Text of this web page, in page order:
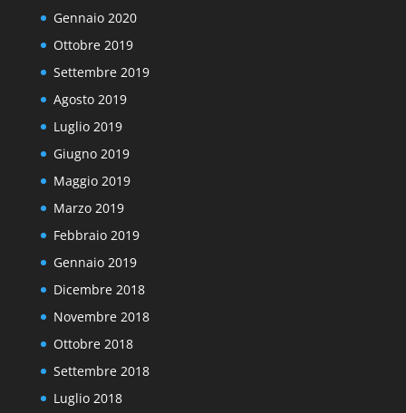
Gennaio 2020
Ottobre 2019
Settembre 2019
Agosto 2019
Luglio 2019
Giugno 2019
Maggio 2019
Marzo 2019
Febbraio 2019
Gennaio 2019
Dicembre 2018
Novembre 2018
Ottobre 2018
Settembre 2018
Luglio 2018